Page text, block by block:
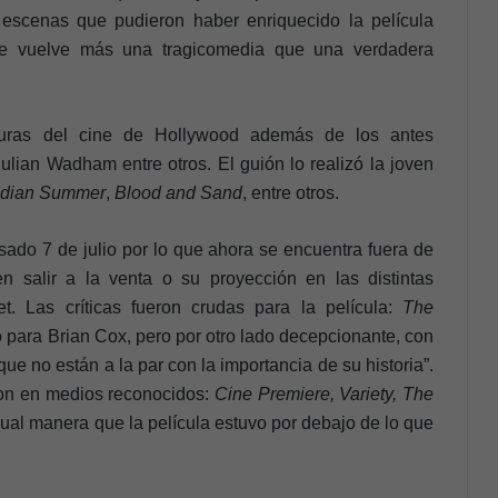
que pudieron haber enriquecido la película
más una tragicomedia que una verdadera
del cine de Hollywood además de los antes
Wadham entre otros. El guión lo realizó la joven
Summer, Blood and Sand, entre otros.
7 de julio por lo que ahora se encuentra fuera de
salir a la venta o su proyección en las distintas
Las críticas fueron crudas para la película: The
Brian Cox, pero por otro lado decepcionante, con
no están a la par con la importancia de su historia”.
en medios reconocidos: Cine Premiere, Variety, The
manera que la película estuvo por debajo de lo que